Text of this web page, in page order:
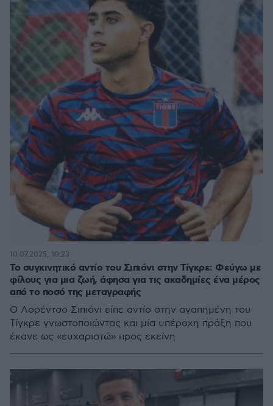
Το συγκινητικό αντίο του Σιπιόνι στην Τίγκρε: Φεύγω με
φίλους για μια ζωή, άφησα για τις ακαδημίες ένα μέρος
από το ποσό της μεταγραφής
Ο Λορέντσο Σιπιόνι είπε αντίο στην αγαπημένη του
Τίγκρε γνωστοποιώντας και μία υπέροχη πράξη που
έκανε ως «ευχαριστώ» προς εκείνη
10.07.2025, 10:23